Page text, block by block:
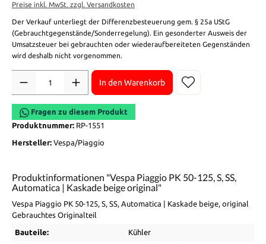
Preise inkl. MwSt. zzgl. Versandkosten
Der Verkauf unterliegt der Differenzbesteuerung gem. § 25a UStG
(Gebrauchtgegenstände/Sonderregelung). Ein gesonderter Ausweis der
Umsatzsteuer bei gebrauchten oder wiederaufbereiteten Gegenständen
wird deshalb nicht vorgenommen.
In den Warenkorb
Fragen zu diesem Produkt
Produktnummer: RP-1551
Hersteller: Vespa/Piaggio
Produktinformationen "Vespa Piaggio PK 50-125, S, SS,
Automatica | Kaskade beige original"
Vespa Piaggio PK 50-125, S, SS, Automatica | Kaskade beige, original
Gebrauchtes Originalteil
Bauteile: Kühler